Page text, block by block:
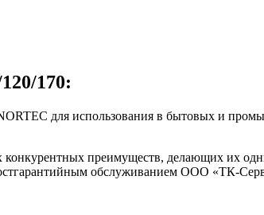
170:
для использования в бытовых и
преимуществ, делающих их
обслуживанием ООО «ТК-